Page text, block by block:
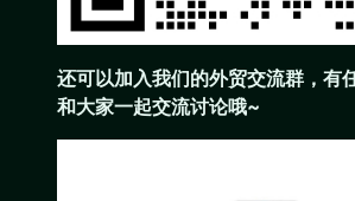
还可以加入我们的外贸交流群，有
和大家一起交流讨论哦~